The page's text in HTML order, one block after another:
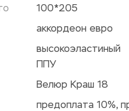
100*205
аккордеон евро
высокоэластиный
ППУ
Велюр Краш 18
предоплата 10%,